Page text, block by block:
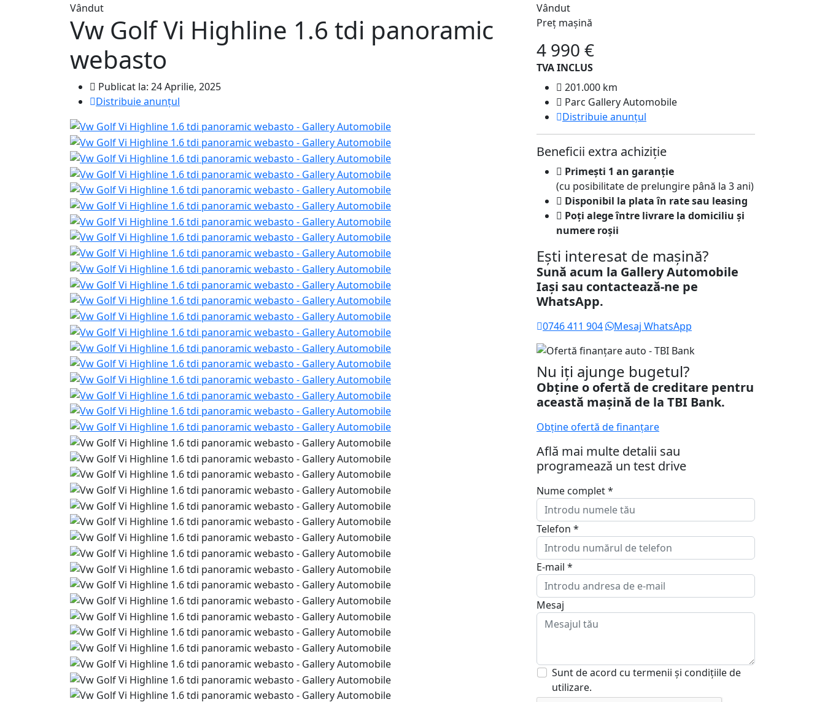
Vândut
Vw Golf Vi Highline 1.6 tdi panoramic
webasto
Publicat la: 24 Aprilie, 2025
Distribuie anunțul
Vândut
Preț mașină
4 990 €
TVA INCLUS
201.000 km
Parc Gallery Automobile
Distribuie anunțul
Beneficii extra achiziție
Primești 1 an garanție
(cu posibilitate de prelungire până la 3 ani)
Disponibil la plata în rate sau leasing
Poți alege între livrare la domiciliu și
numere roșii
Ești interesat de mașină?
Sună acum la Gallery Automobile
Iași sau contactează-ne pe
WhatsApp.
0746 411 904 Mesaj WhatsApp
Nu iți ajunge bugetul?
Obține o ofertă de creditare pentru
această mașină de la TBI Bank.
Obține ofertă de finanțare
Află mai multe detalii sau
programează un test drive
Nume complet*
Telefon *
E-mail *
Mesaj
Sunt de acord cu termenii și condițiile de
utilizare.